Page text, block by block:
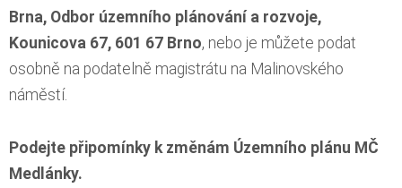
Brna, Odbor územního plánování a rozvoje,
Kounicova 67, 601 67 Brno, nebo je můžete podat
osobně na podatelně magistrátu na Malinovského
náměstí.
Podejte připomínky k změnám Územního plánu MČ
Medlánky.